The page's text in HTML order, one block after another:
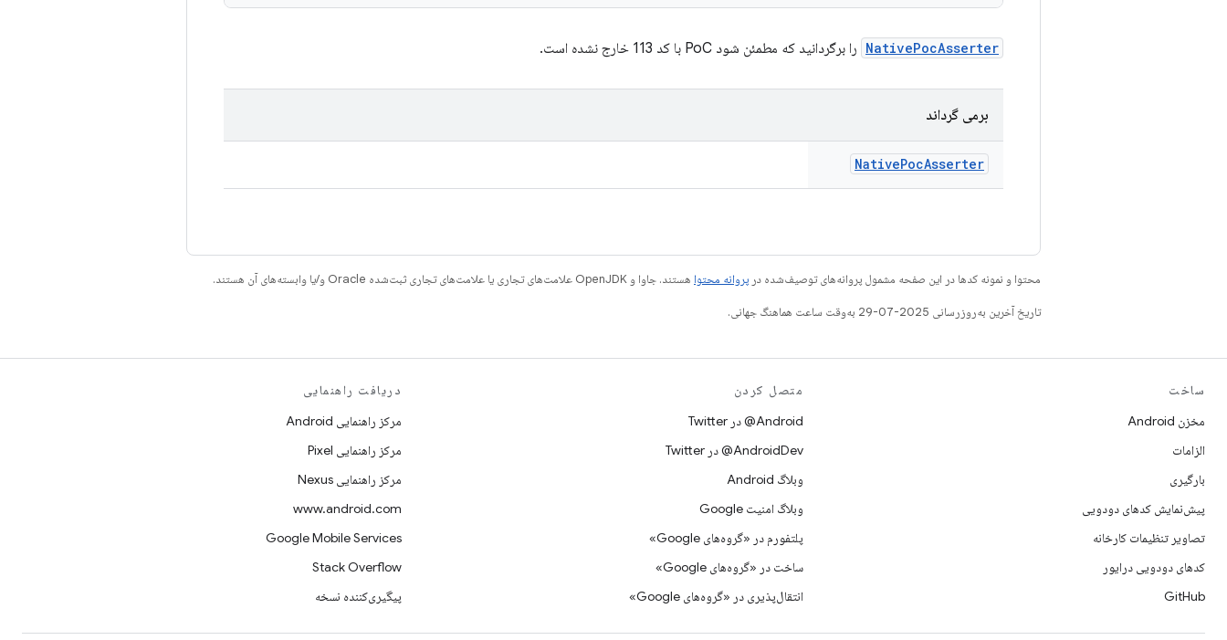
NativePocAsserter را برگردانید که مطمئن شود PoC با کد 113 خارج نشده است.
برمی گرداند
NativePocAsserter
محتوا و نمونه کدها در این صفحه مشمول پروانه‌های توصیف‌شده در پروانه محتوا هستند. جاوا و OpenJDK علامت‌های تجاری یا علامت‌های تجاری ثبت‌شده Oracle و/یا وابسته‌های آن هستند.
تاریخ آخرین به‌روزرسانی 2025-07-29 به‌وقت ساعت هماهنگ جهانی.
ساخت
مخزن Android
الزامات
بارگیری
پیش‌نمایش کدهای دودویی
تصاویر تنظیمات کارخانه
کدهای دودویی درایور
GitHub
متصل کردن
Android@ در Twitter
AndroidDev@ در Twitter
وبلاگ Android
وبلاگ امنیت Google
پلتفورم در «گروه‌های Google»
ساخت در «گروه‌های Google»
انتقال‌پذیری در «گروه‌های Google»
دریافت راهنمایی
مرکز راهنمایی Android
مرکز راهنمایی Pixel
مرکز راهنمایی Nexus
www.android.com
Google Mobile Services
Stack Overflow
پیگیری‌کننده نسخه